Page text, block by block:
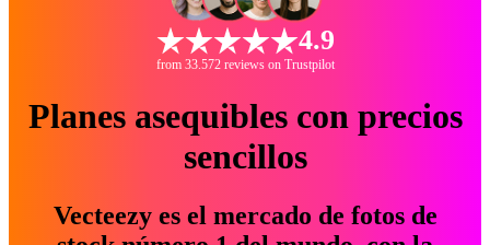
4.9
from 33.572 reviews on Trustpilot
Planes asequibles con precios
sencillos
Vecteezy es el mercado de fotos de